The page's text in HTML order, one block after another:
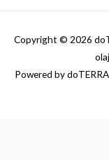
Copyright © 2026
Powered by